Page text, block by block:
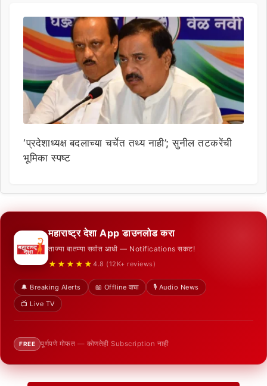
‘प्रदेशाध्यक्ष बदलाच्या चर्चेत तथ्य नाही’; सुनील तटकरेंची
भूमिका स्पष्ट
महाराष्ट्र देशा App डाउनलोड करा
ताज्या बातम्या सर्वात आधी — Notifications सकट!
★★★★★ 4.8 (12K+ reviews)
🔔 Breaking Alerts 📖 Offline वाचा
🎙️ Audio News
📺 Live TV
FREE पूर्णपणे मोफत — कोणतेही Subscription नाही